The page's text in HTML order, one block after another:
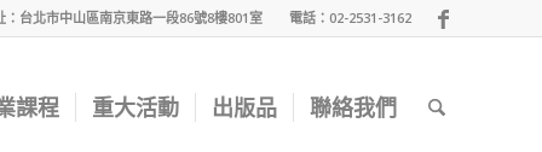
：台北市中山區南京東路一段86號8樓801室 電話：02-2531-3162
課程 重大活動 出版品 聯絡我們